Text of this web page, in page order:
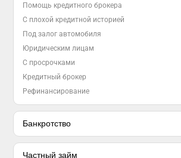
Помощь кредитного брокера
С плохой кредитной историей
Под залог автомобиля
Юридическим лицам
С просрочками
Кредитный брокер
Рефинансирование
Банкротство
Частный займ